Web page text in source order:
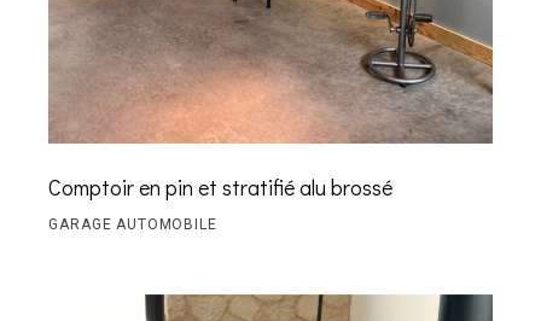
Comptoir en pin et stratifié alu brossé
GARAGE AUTOMOBILE